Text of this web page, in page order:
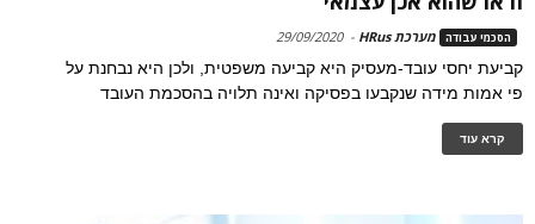
הסכמי עבודה מערכת HRus -
29/09/2020
קביעת יחסי עובד-מעסיק היא קביעה משפטית, ולכן היא נבחנת על
פי אמות מידה שנקבעו בפסיקה ואינה תלויה בהסכמת העובד
קרא עוד